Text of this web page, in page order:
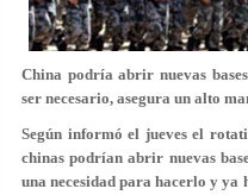
China podría abrir nuevas
ser necesario, asegura un alto
Según informó el jueves el
chinas podrían abrir nuevas
una necesidad para hacerlo y ya